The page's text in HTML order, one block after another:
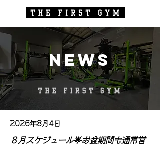
​News
2026年8月4日
８月スケジュール🌟お盆期間も通常営